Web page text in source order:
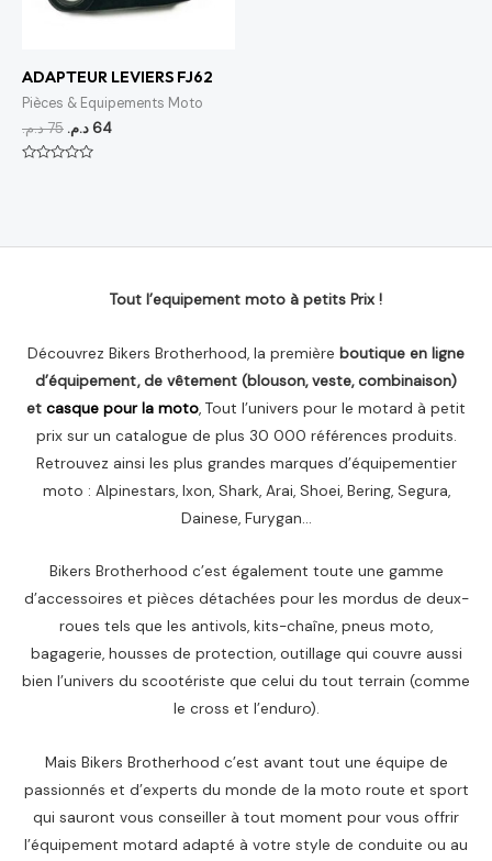
ADAPTEUR LEVIERS FJ62
Pièces & Equipements Moto
75د.م. 64 د.م.
Tout l’equipement moto à petits Prix !
Découvrez Bikers Brotherhood, la première boutique en ligne
d’équipement, de vêtement (blouson, veste, combinaison)
et casque pour la moto , Tout l’univers pour le motard à petit
prix sur un catalogue de plus 30 000 références produits.
Retrouvez ainsi les plus grandes marques d’équipementier
moto : Alpinestars, Ixon, Shark, Arai, Shoei, Bering, Segura,
Dainese, Furygan…
Bikers Brotherhood c’est également toute une gamme
d’accessoires et pièces détachées pour les mordus de deux-
roues tels que les antivols, kits-chaîne, pneus moto,
bagagerie, housses de protection, outillage qui couvre aussi
bien l’univers du scootériste que celui du tout terrain (comme
le cross et l’enduro).
Mais Bikers Brotherhood c’est avant tout une équipe de
passionnés et d’experts du monde de la moto route et sport
qui sauront vous conseiller à tout moment pour vous offrir
l’équipement motard adapté à votre style de conduite ou au